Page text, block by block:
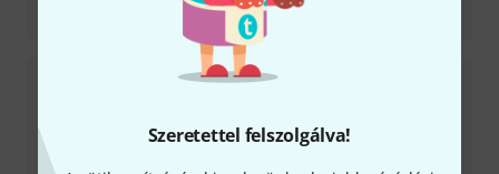
Szeretettel felszolgálva!